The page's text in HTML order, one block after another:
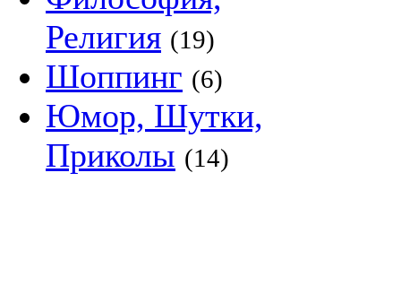
Религия (19)
Шоппинг (6)
Юмор, Шутки,
Приколы (14)